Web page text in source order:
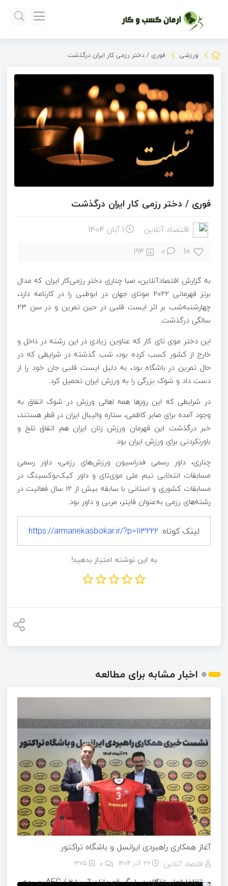
ورزشی فوری / دختر رزمی کار ایران درگذشت
فوری / دختر رزمی کار ایران درگذشت
اقتصاد آنلاین 1 آبان 1404
10 ۰ 194
به گزارش اقتصادآنلاین، صبا چناری دختر رزمی‌کار ایران که مدال
برنز قهرمانی ۲۰۲۲ موتای جهان در ابوظبی را در کارنامه دارد،
چهارشنبه‌شب بر اثر ایست قلبی در حین تمرین و در سن ۲۳
سالگی درگذشت.
این دختر موی تای کار که عناوین زیادی در این رشته در داخل و
خارج از کشور کسب کرده بود، شب گذشته در شرایطی که در
حال تمرین در باشگاه بود، به دلیل ایست قلبی جان خود را از
دست داد و شوک بزرگی را به ورزش ایران تحمیل کرد.
در شرایطی که این روزها همه اهالی ورزش در شوک اتفاق به
وجود آمده برای صابر کاظمی، ستاره والیبال ایران در قطر هستند،
خبر درگذشت این قهرمان ورزش زنان ایران هم اتفاق تلخ و
باورنکردنی برای ورزش ایران بود.
چناری، داور رسمی فدراسیون ورزش‌های رزمی، داور رسمی
مسابقات انتخابی تیم ملی موی‌تای و داور کیک‌بوکسینگ در
مسابقات کشوری و استانی با سابقه بیش از ۱۲ سال فعالیت در
رشته‌های رزمی به‌عنوان فایتر، مربی و داور بود.
لینک کوتاه: https://armanekasbokar.ir/?p=113222
به این نوشته امتیاز بدهید!
اخبار مشابه برای مطالعه
آغاز همکاری راهبردی ایرانسل و باشگاه تراکتور
اقتصاد آنلاین 26 آذر 1404 375